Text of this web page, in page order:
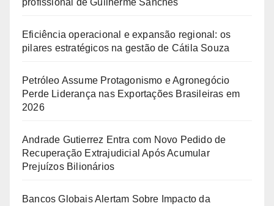
Eficiência operacional e expansão regional: os
pilares estratégicos na gestão de Cátila Souza
Petróleo Assume Protagonismo e Agronegócio
Perde Liderança nas Exportações Brasileiras em
2026
Andrade Gutierrez Entra com Novo Pedido de
Recuperação Extrajudicial Após Acumular
Prejuízos Bilionários
Bancos Globais Alertam Sobre Impacto da